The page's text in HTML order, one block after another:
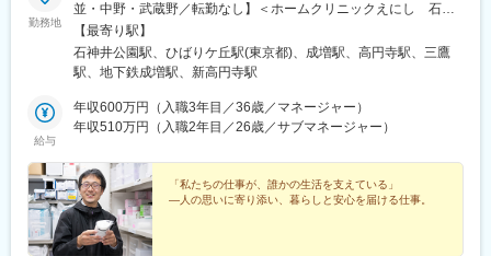
勤務地
並・中野・武蔵野／転勤なし】＜ホームクリニックえにし 石神
井＞東京都練馬区石神井町7-1-2 伊藤マンション1階└西武池袋線
「石神井公園駅」北口より徒歩5分＜ホームクリニックえにし ひ
ばりが丘＞東京都西東京市ひばりが丘北3-3-30 エクレールひばり
ニックえにし 成増＞東京都板橋区成増3-22-1 MaisonK1階└東武
東上線「成増駅」より徒歩3分＜ホームクリニックえにし 杉並・
「高円寺駅」南口より徒歩2分＜ホームクリニックえにし 武蔵野
＞東京都三鷹市下連雀3-3-50 パークファミリア501号└中央線
「三鷹駅」南口より徒歩4分
【最寄り駅】
石神井公園駅、ひばりケ丘駅(東京都)、成増駅、高円寺駅、三鷹
駅、地下鉄成増駅、新高円寺駅
給与
年収600万円（入職3年目／36歳／マネージャー）
年収510万円（入職2年目／26歳／サブマネージャー）
「私たちの仕事が、誰かの生活を支えている」
―人の思いに寄り添い、暮らしと安心を届ける仕事。